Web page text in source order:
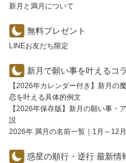
新月と満月について
無料プレゼント
LINEお友だち限定
新月で願い事を叶えるコ
【2026年カレンダー付き】新月の
恋を叶える具体的例文
【2026年保存版】新月の願い事・
説
2026年 満月の名前一覧｜1月～12
惑星の順行・逆行 最新情